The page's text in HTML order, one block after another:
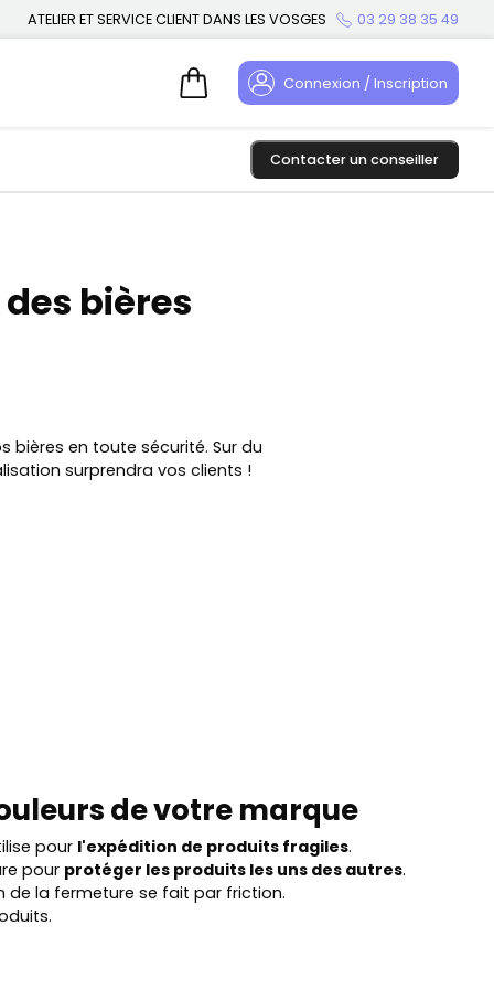
ATELIER ET SERVICE CLIENT DANS LES VOSGES 03 29 38 35 49
Connexion / Inscription
Contacter un conseiller
bières
bières en toute sécurité. Sur du
surprendra vos clients !
de votre marque
pour l'expédition de produits fragiles.
pour protéger les produits les uns des autres.
de la fermeture se fait par friction.